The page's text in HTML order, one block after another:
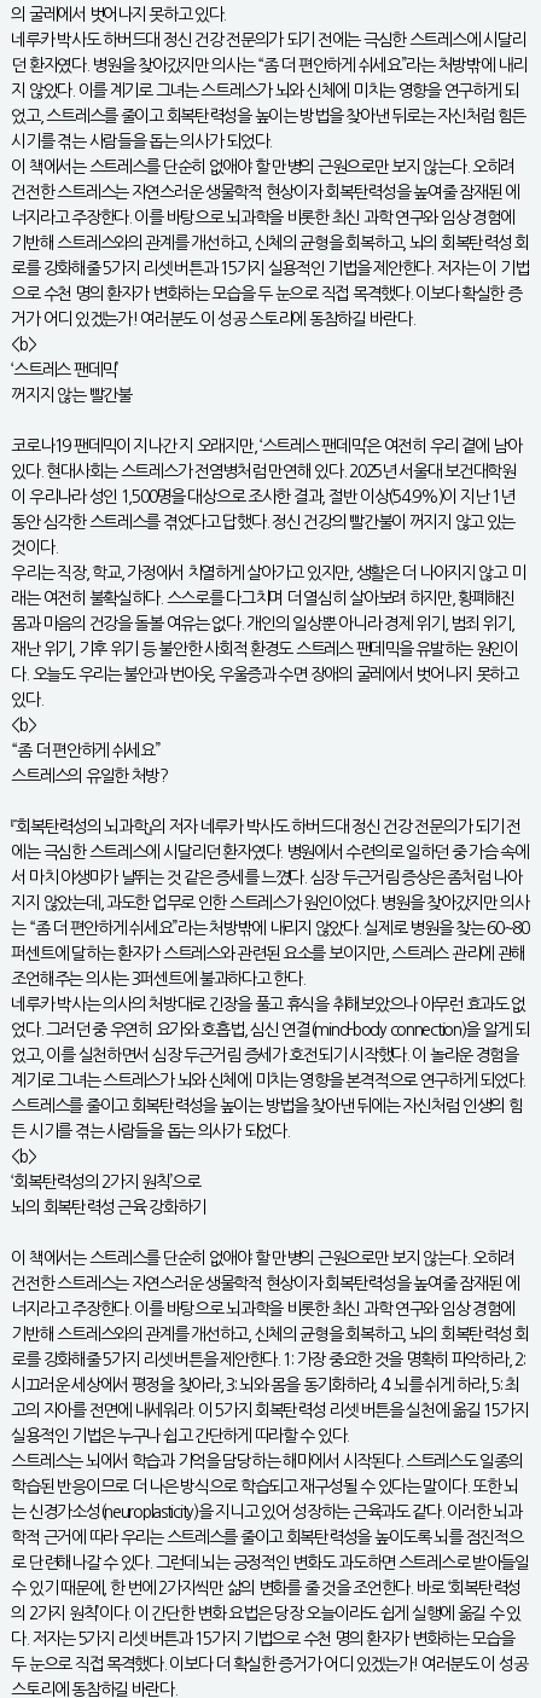
의 굴레에서 벗어나지 못하고 있다.
네루카 박사도 하버드대 정신 건강 전문의가 되기 전에는 극심한 스트레스에 시달리
던 환자였다. 병원을 찾아갔지만 의사는 “좀 더 편안하게 쉬세요”라는 처방밖에 내리
지 않았다. 이를 계기로 그녀는 스트레스가 뇌와 신체에 미치는 영향을 연구하게 되
었고, 스트레스를 줄이고 회복탄력성을 높이는 방법을 찾아낸 뒤로는 자신처럼 힘든
시기를 겪는 사람들을 돕는 의사가 되었다.
이 책에서는 스트레스를 단순히 없애야 할 만병의 근원으로만 보지 않는다. 오히려
건전한 스트레스는 자연스러운 생물학적 현상이자 회복탄력성을 높여줄 잠재된 에
너지라고 주장한다. 이를 바탕으로 뇌과학을 비롯한 최신 과학 연구와 임상 경험에
기반해 스트레스와의 관계를 개선하고, 신체의 균형을 회복하고, 뇌의 회복탄력성 회
로를 강화해줄 5가지 리셋 버튼과 15가지 실용적인 기법을 제안한다. 저자는 이 기법
으로 수천 명의 환자가 변화하는 모습을 두 눈으로 직접 목격했다. 이보다 확실한 증
거가 어디 있겠는가! 여러분도 이 성공 스토리에 동참하길 바란다.
<b>
‘스트레스 팬데믹’
꺼지지 않는 빨간불
코로나19 팬데믹이 지나간 지 오래지만, ‘스트레스 팬데믹’은 여전히 우리 곁에 남아
있다. 현대사회는 스트레스가 전염병처럼 만연해 있다. 2025년 서울대 보건대학원
이 우리나라 성인 1,500명을 대상으로 조사한 결과, 절반 이상(54.9%)이 지난 1년
동안 심각한 스트레스를 겪었다고 답했다. 정신 건강의 빨간불이 꺼지지 않고 있는
것이다.
우리는 직장, 학교, 가정에서 치열하게 살아가고 있지만, 생활은 더 나아지지 않고 미
래는 여전히 불확실하다. 스스로를 다그치며 더 열심히 살아보려 하지만, 황폐해진
몸과 마음의 건강을 돌볼 여유는 없다. 개인의 일상뿐 아니라 경제 위기, 범죄 위기,
재난 위기, 기후 위기 등 불안한 사회적 환경도 스트레스 팬데믹을 유발하는 원인이
다. 오늘도 우리는 불안과 번아웃, 우울증과 수면 장애의 굴레에서 벗어나지 못하고
있다.
<b>
“좀 더 편안하게 쉬세요”
스트레스의 유일한 처방?
『회복탄력성의 뇌과학』의 저자 네루카 박사도 하버드대 정신 건강 전문의가 되기 전
에는 극심한 스트레스에 시달리던 환자였다. 병원에서 수련의로 일하던 중 가슴 속에
서 마치 야생마가 날뛰는 것 같은 증세를 느꼈다. 심장 두근거림 증상은 좀처럼 나아
지지 않았는데, 과도한 업무로 인한 스트레스가 원인이었다. 병원을 찾아갔지만 의사
는 “좀 더 편안하게 쉬세요”라는 처방밖에 내리지 않았다. 실제로 병원을 찾는 60~80
퍼센트에 달하는 환자가 스트레스와 관련된 요소를 보이지만, 스트레스 관리에 관해
조언해주는 의사는 3퍼센트에 불과하다고 한다.
네루카 박사는 의사의 처방대로 긴장을 풀고 휴식을 취해보았으나 아무런 효과도 없
었다. 그러던 중 우연히 요가와 호흡법, 심신 연결(mind-body connection)을 알게 되
었고, 이를 실천하면서 심장 두근거림 증세가 호전되기 시작했다. 이 놀라운 경험을
계기로 그녀는 스트레스가 뇌와 신체에 미치는 영향을 본격적으로 연구하게 되었다.
스트레스를 줄이고 회복탄력성을 높이는 방법을 찾아낸 뒤에는 자신처럼 인생의 힘
든 시기를 겪는 사람들을 돕는 의사가 되었다.
<b>
‘회복탄력성의 2가지 원칙’으로
뇌의 회복탄력성 근육 강화하기
이 책에서는 스트레스를 단순히 없애야 할 만병의 근원으로만 보지 않는다. 오히려
건전한 스트레스는 자연스러운 생물학적 현상이자 회복탄력성을 높여줄 잠재된 에
너지라고 주장한다. 이를 바탕으로 뇌과학을 비롯한 최신 과학 연구와 임상 경험에
기반해 스트레스와의 관계를 개선하고, 신체의 균형을 회복하고, 뇌의 회복탄력성 회
로를 강화해줄 5가지 리셋 버튼을 제안한다. 1: 가장 중요한 것을 명확히 파악하라, 2:
시끄러운 세상에서 평정을 찾아라, 3: 뇌와 몸을 동기화하라, 4: 뇌를 쉬게 하라, 5: 최
고의 자아를 전면에 내세워라. 이 5가지 회복탄력성 리셋 버튼을 실천에 옮길 15가지
실용적인 기법은 누구나 쉽고 간단하게 따라할 수 있다.
스트레스는 뇌에서 학습과 기억을 담당하는 해마에서 시작된다. 스트레스도 일종의
학습된 반응이므로 더 나은 방식으로 학습되고 재구성될 수 있다는 말이다. 또한 뇌
는 신경가소성(neuroplasticity)을 지니고 있어 성장하는 근육과도 같다. 이러한 뇌과
학적 근거에 따라 우리는 스트레스를 줄이고 회복탄력성을 높이도록 뇌를 점진적으
로 단련해나갈 수 있다. 그런데 뇌는 긍정적인 변화도 과도하면 스트레스로 받아들일
수 있기 때문에, 한 번에 2가지씩만 삶의 변화를 줄 것을 조언한다. 바로 ‘회복탄력성
의 2가지 원칙’이다. 이 간단한 변화 요법은 당장 오늘이라도 쉽게 실행에 옮길 수 있
다. 저자는 5가지 리셋 버튼과 15가지 기법으로 수천 명의 환자가 변화하는 모습을
두 눈으로 직접 목격했다. 이보다 더 확실한 증거가 어디 있겠는가! 여러분도 이 성공
스토리에 동참하길 바란다.